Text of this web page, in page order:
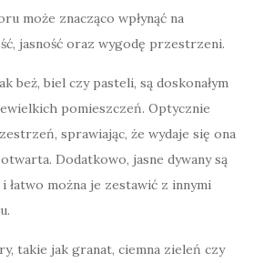
może znacząco wpłynąć na
jasność oraz wygodę przestrzeni.
beż, biel czy pasteli, są doskonałym
pomieszczeń. Optycznie
sprawiając, że wydaje się ona
Dodatkowo, jasne dywany są
łatwo można je zestawić z innymi
takie jak granat, ciemna zieleń czy